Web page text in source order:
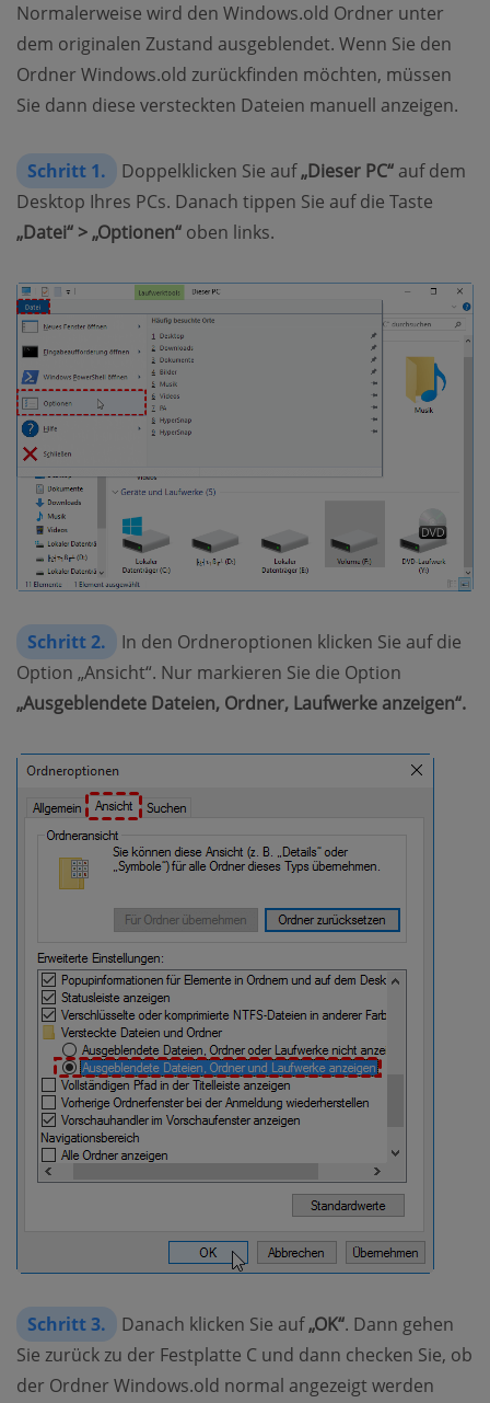
Normalerweise wird den Windows.old Ordner unter
dem originalen Zustand ausgeblendet. Wenn Sie den
Ordner Windows.old zurückfinden möchten, müssen
Sie dann diese versteckten Dateien manuell anzeigen.
Schritt 1. Doppelklicken Sie auf„Dieser PC“ auf dem
Desktop Ihres PCs. Danach tippen Sie auf die Taste
„Datei“ > „Optionen“ oben links.
Schritt 2.
In den Ordneroptionen klicken Sie auf die
Option „Ansicht“. Nur markieren Sie die Option
„Ausgeblendete Dateien, Ordner, Laufwerke anzeigen“.
Schritt 3. Danach klicken Sie auf„OK“. Dann gehen
Sie zurück zu der Festplatte C und dann checken Sie, ob
der Ordner Windows.old normal angezeigt werden